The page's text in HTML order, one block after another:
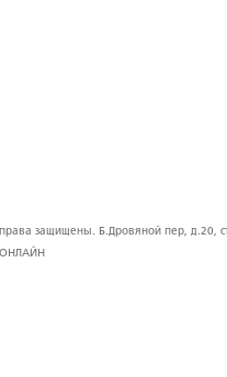
защищены. Б.Дровяной пер, д.20,